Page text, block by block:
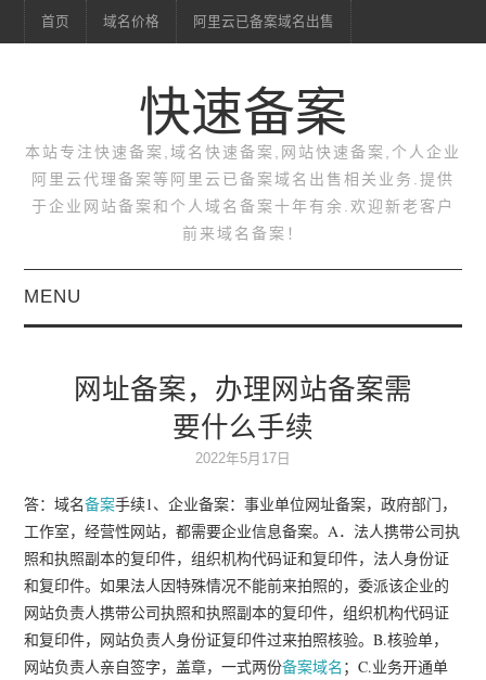
首页 域名价格 阿里云已备案域名出售
快速备案
本站专注快速备案,域名快速备案,网站快速备案,个人企业
阿里云代理备案等阿里云已备案域名出售相关业务.提供
于企业网站备案和个人域名备案十年有余.欢迎新老客户
前来域名备案！
MENU
域名价格
阿里云已备案域名出售
网址备案，办理网站备案需
要什么手续
2022年5月17日
答：域名备案手续1、企业备案：事业单位网址备案，政府部门，
工作室，经营性网站，都需要企业信息备案。A．法人携带公司执
照和执照副本的复印件，组织机构代码证和复印件，法人身份证
和复印件。如果法人因特殊情况不能前来拍照的，委派该企业的
网站负责人携带公司执照和执照副本的复印件，组织机构代码证
和复印件，网站负责人身份证复印件过来拍照核验。B.核验单，
网站负责人亲自签字，盖章，一式两份备案域名 ；C.业务开通单